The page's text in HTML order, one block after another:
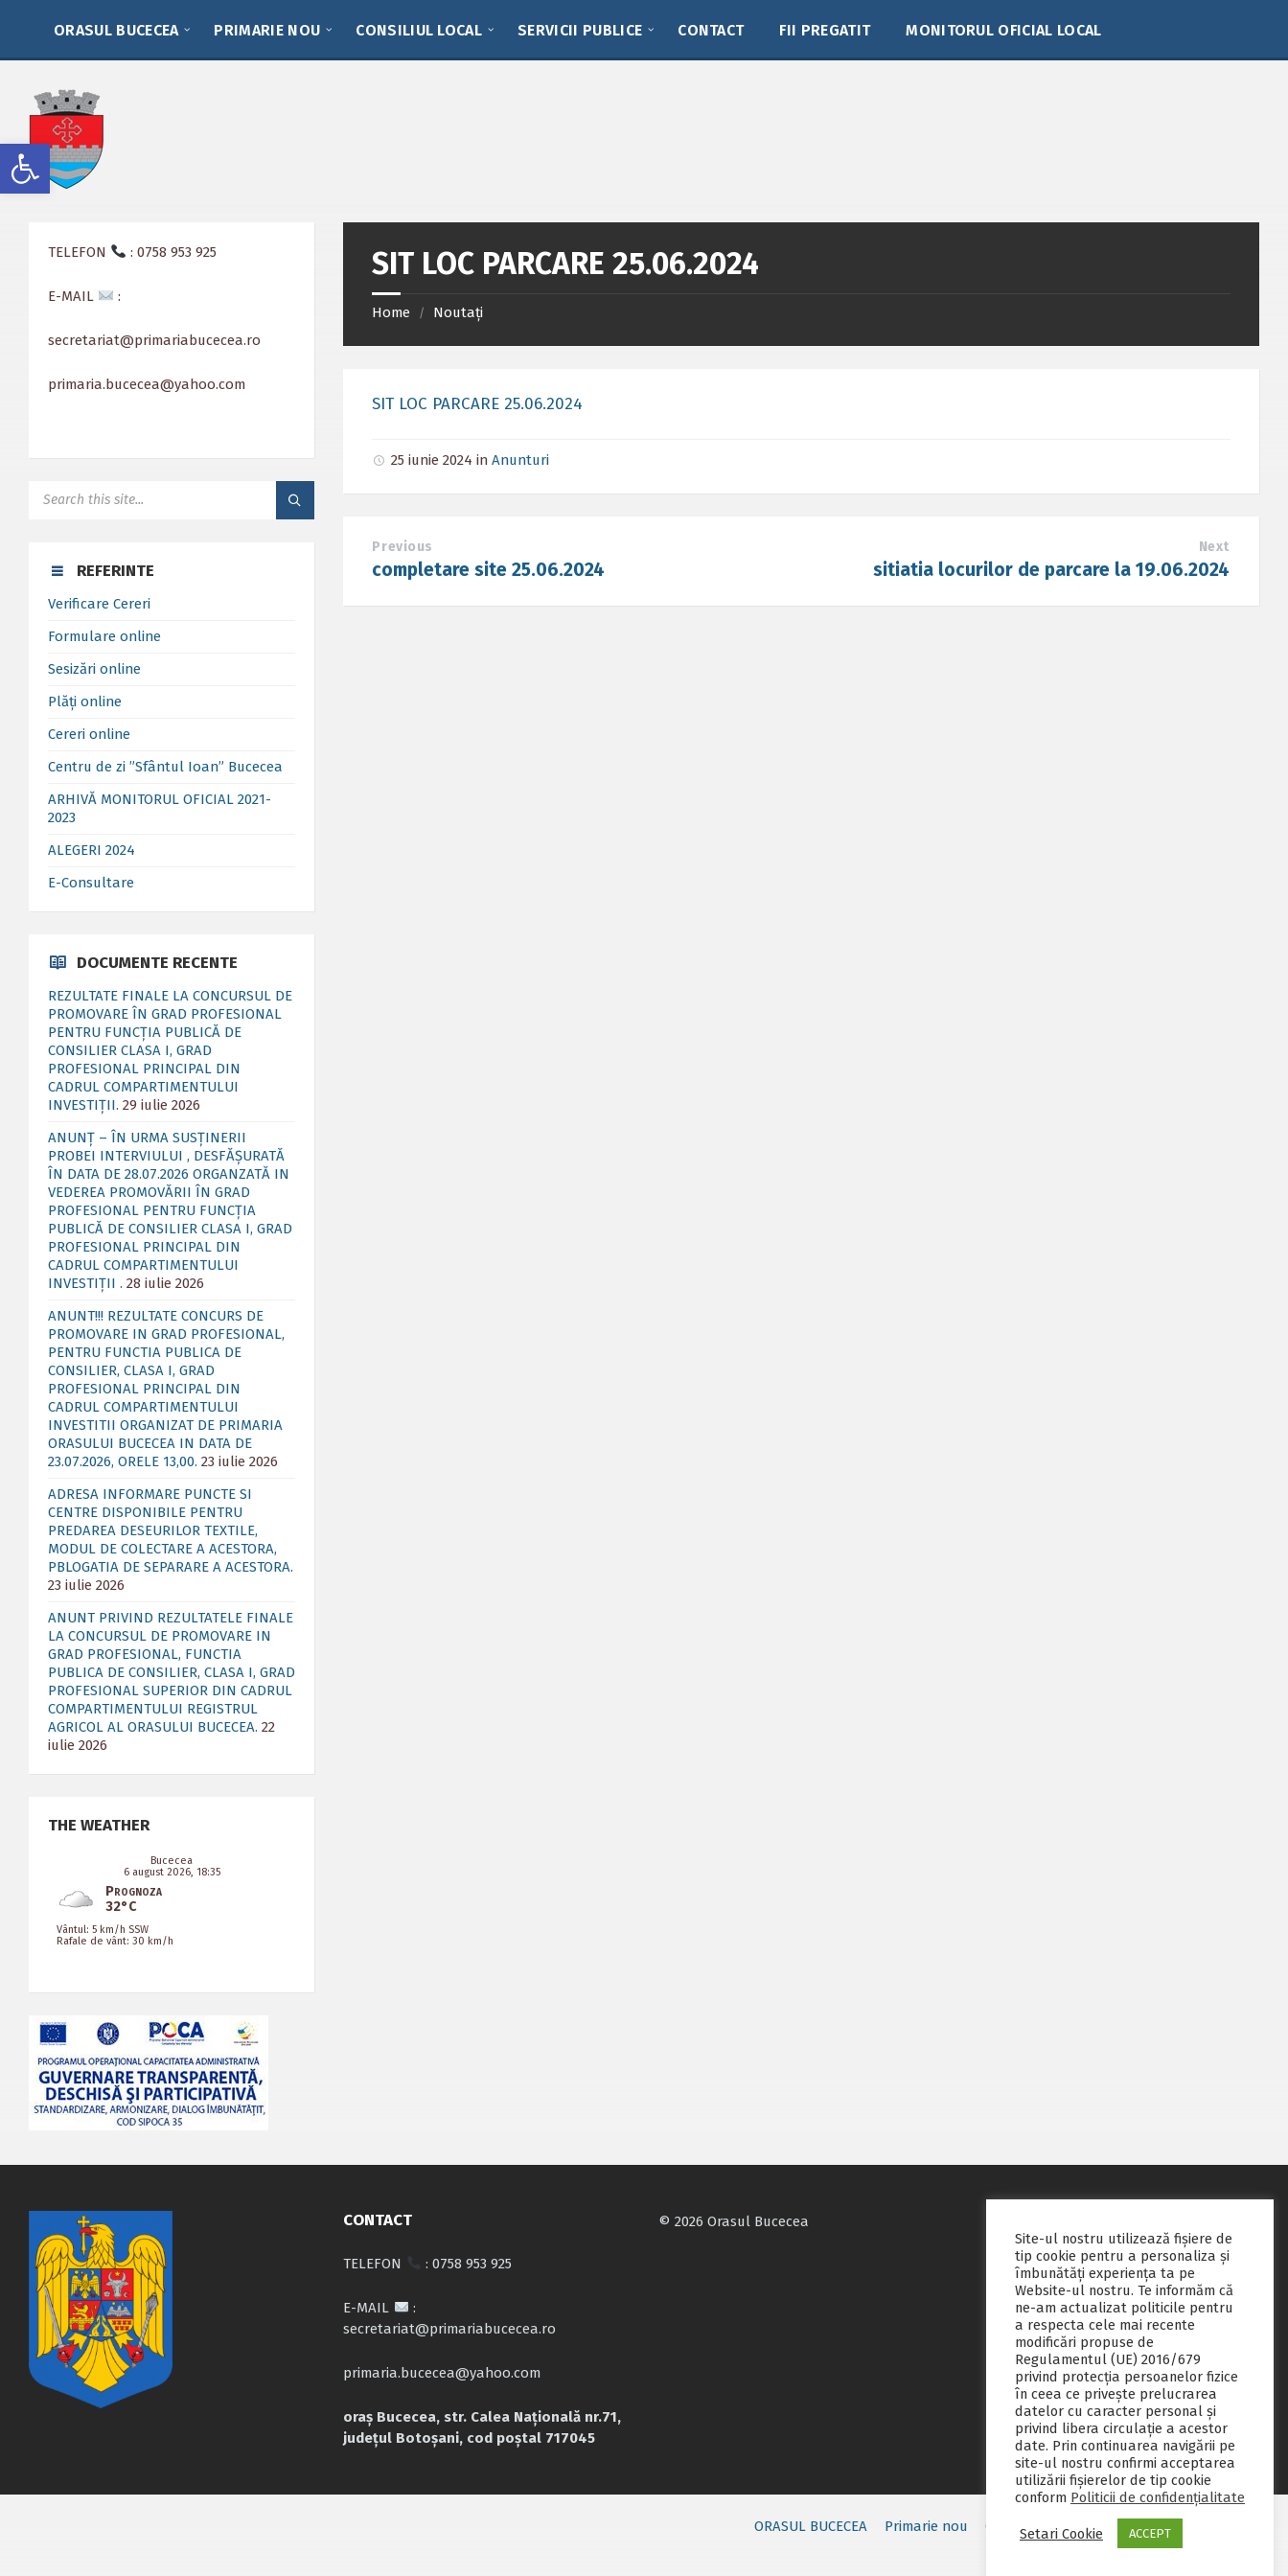
Deschide bara de unelte
sidebar
ORASUL BUCECEA PRIMARIE NOU CONSILIUL LOCAL SERVICII PUBLICE CONTACT FII PREGATIT MONITORUL OFICIAL LOCAL
SIT LOC PARCARE 25.06.2024
Home / Noutați
SIT LOC PARCARE 25.06.2024
25 iunie 2024inAnunturi
Previous
completare site 25.06.2024
Next
sitiatia locurilor de parcare la 19.06.2024
TELEFON : 0758 953 925
E-MAIL :
secretariat@primariabucecea.ro
primaria.bucecea@yahoo.com
REFERINTE
Verificare Cereri
Formulare online
Sesizări online
Plăți online
Cereri online
Centru de zi ”Sfântul Ioan” Bucecea
ARHIVĂ MONITORUL OFICIAL 2021-
2023
ALEGERI 2024
E-Consultare
DOCUMENTE RECENTE
REZULTATE FINALE LA CONCURSUL DE
PROMOVARE ÎN GRAD PROFESIONAL
PENTRU FUNCȚIA PUBLICĂ DE
CONSILIER CLASA I, GRAD
PROFESIONAL PRINCIPAL DIN
CADRUL COMPARTIMENTULUI
INVESTIȚII. 29 iulie 2026
ANUNȚ – ÎN URMA SUSȚINERII
PROBEI INTERVIULUI , DESFĂȘURATĂ
ÎN DATA DE 28.07.2026 ORGANZATĂ IN
VEDEREA PROMOVĂRII ÎN GRAD
PROFESIONAL PENTRU FUNCȚIA
PUBLICĂ DE CONSILIER CLASA I, GRAD
PROFESIONAL PRINCIPAL DIN
CADRUL COMPARTIMENTULUI
INVESTIȚII . 28 iulie 2026
ANUNT!!! REZULTATE CONCURS DE
PROMOVARE IN GRAD PROFESIONAL,
PENTRU FUNCTIA PUBLICA DE
CONSILIER, CLASA I, GRAD
PROFESIONAL PRINCIPAL DIN
CADRUL COMPARTIMENTULUI
INVESTITII ORGANIZAT DE PRIMARIA
ORASULUI BUCECEA IN DATA DE
23.07.2026, ORELE 13,00. 23 iulie 2026
ADRESA INFORMARE PUNCTE SI
CENTRE DISPONIBILE PENTRU
PREDAREA DESEURILOR TEXTILE,
MODUL DE COLECTARE A ACESTORA,
PBLOGATIA DE SEPARARE A ACESTORA.
23 iulie 2026
ANUNT PRIVIND REZULTATELE FINALE
LA CONCURSUL DE PROMOVARE IN
GRAD PROFESIONAL, FUNCTIA
PUBLICA DE CONSILIER, CLASA I, GRAD
PROFESIONAL SUPERIOR DIN CADRUL
COMPARTIMENTULUI REGISTRUL
AGRICOL AL ORASULUI BUCECEA. 22
iulie 2026
THE WEATHER
Bucecea
6 august 2026, 18:35
Prognoza
32°C
Vântul: 5 km/h SSW
Rafale de vânt: 30 km/h
CONTACT
TELEFON : 0758 953 925
E-MAIL
:
secretariat@primariabucecea.ro
primaria.bucecea@yahoo.com
oraș Bucecea, str. Calea Națională nr.71,
județul Botoșani, cod poștal 717045
© 2026 Orasul Bucecea
ORASUL BUCECEA Primarie nou Consiliul local Servicii publice
Monitorul oficial local
Site-ul nostru utilizează fişiere de
tip cookie pentru a personaliza și
îmbunătăți experiența ta pe
Website-ul nostru. Te informăm că
ne-am actualizat politicile pentru
a respecta cele mai recente
modificări propuse de
Regulamentul (UE) 2016/679
privind protecția persoanelor fizice
în ceea ce privește prelucrarea
datelor cu caracter personal și
privind libera circulație a acestor
date. Prin continuarea navigării pe
site-ul nostru confirmi acceptarea
utilizării fişierelor de tip cookie
conform Politicii de confidențialitate
Setari Cookie ACCEPT